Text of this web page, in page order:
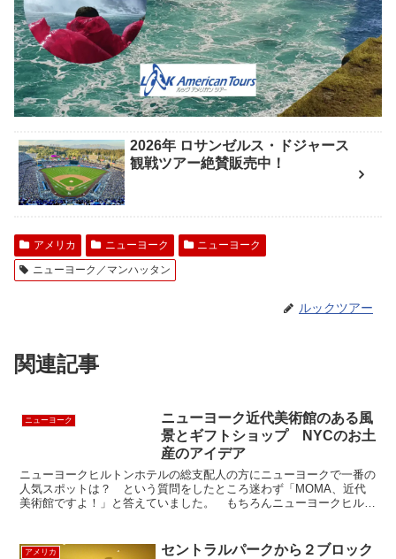
2026年 ロサンゼルス・ドジャース
観戦ツアー絶賛販売中！
アメリカ ニューヨーク
ニューヨーク
ニューヨーク／マンハッタン
ルックツアー
関連記事
ニューヨーク
ニューヨーク近代美術館のある風
景とギフトショップ NYCのお土
産のアイデア
ニューヨークヒルトンホテルの総支配人の方にニューヨークで一番の
人気スポットは？ という質問をしたところ迷わず「MOMA、近代
美術館ですよ！」と答えていました。 もちろんニューヨークヒルト
アメリカ
セントラルパークから２ブロック